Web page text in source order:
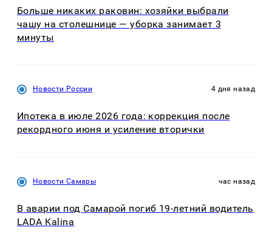
Больше никаких раковин: хозяйки выбрали
чашу на столешнице — уборка занимает 3
минуты
Новости России 4 дня назад
Ипотека в июле 2026 года: коррекция после
рекордного июня и усиление вторички
Новости Самары час назад
В аварии под Самарой погиб 19-летний водитель
LADA Kalina